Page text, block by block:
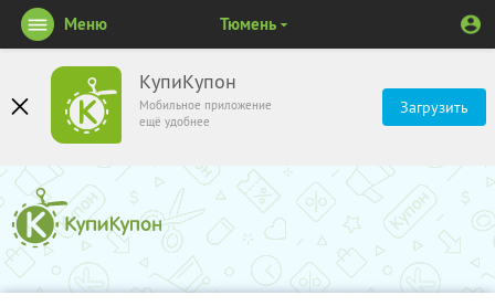
КупиКупон
Мобильное приложение
ещё удобнее
Загрузить
Меню Тюмень